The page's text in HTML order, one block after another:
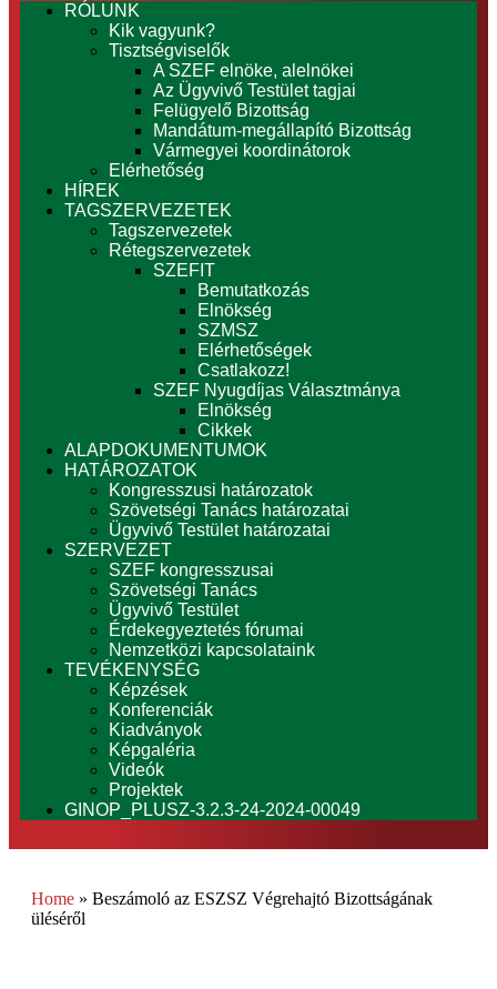
RÓLUNK
Kik vagyunk?
Tisztségviselők
A SZEF elnöke, alelnökei
Az Ügyvivő Testület tagjai
Felügyelő Bizottság
Mandátum-megállapító Bizottság
Vármegyei koordinátorok
Elérhetőség
HÍREK
TAGSZERVEZETEK
Tagszervezetek
Rétegszervezetek
SZEFIT
Bemutatkozás
Elnökség
SZMSZ
Elérhetőségek
Csatlakozz!
SZEF Nyugdíjas Választmánya
Elnökség
Cikkek
ALAPDOKUMENTUMOK
HATÁROZATOK
Kongresszusi határozatok
Szövetségi Tanács határozatai
Ügyvivő Testület határozatai
SZERVEZET
SZEF kongresszusai
Szövetségi Tanács
Ügyvivő Testület
Érdekegyeztetés fórumai
Nemzetközi kapcsolataink
TEVÉKENYSÉG
Képzések
Konferenciák
Kiadványok
Képgaléria
Videók
Projektek
GINOP_PLUSZ-3.2.3-24-2024-00049
Home » Beszámoló az ESZSZ Végrehajtó Bizottságának
üléséről